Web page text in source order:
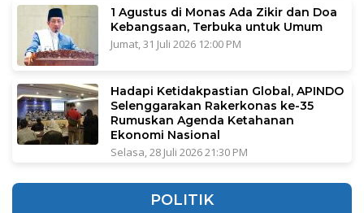
1 Agustus di Monas Ada Zikir dan Doa
Kebangsaan, Terbuka untuk Umum
Jumat, 31 Juli 2026 12:00 PM
Hadapi Ketidakpastian Global, APINDO
Selenggarakan Rakerkonas ke-35
Rumuskan Agenda Ketahanan
Ekonomi Nasional
Selasa, 28 Juli 2026 21:30 PM
POLITIK